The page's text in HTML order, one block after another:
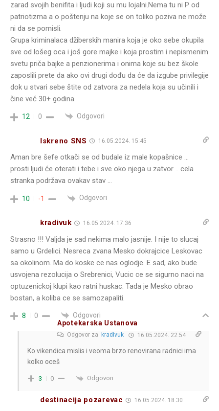
zarad svojih benifita i ljudi koji su mu lojalni.Nema tu ni P od
patriotizma a o poštenju na koje se on toliko poziva ne može
ni da se pomisli.
Grupa kriminalaca džiberskih manira koja je oko sebe okupila
sve od lošeg oca i još gore majke i koja prostim i nepismenim
svetu priča bajke a penzionerima i onima koje su bez škole
zaposlili prete da ako ovi drugi dođu da će da izgube privilegije
dok u stvari sebe štite od zatvora za nedela koja su učinili i
čine već 30+ godina.
12 0 Odgovori
Iskreno SNS 16.05.2024. 15:45
Aman bre šefe otkači se od budale iz male kopašnice …
prosti ljudi će oterati i tebe i sve oko njega u zatvor .. cela
stranka podržava ovakav stav …
10 -1 Odgovori
kradivuk 16.05.2024. 17:36
Strasno !!! Valjda je sad nekima malo jasnije. I nije to slucaj
samo u Grdelici. Nesreca zvana Mesko dokrajcice Leskovac
sa okolinom. Ma do koske ce nas oglodje. E sad, ako bude
usvojena rezolucija o Srebrenici, Vucic ce se sigurno naci na
optuzenickoj klupi kao ratni huskac. Tada je Mesko obrao
bostan, a koliba ce se samozapaliti.
8 0
Odgovori
Apotekarska Ustanova
Odgovor za kradivuk 16.05.2024. 22:54
Ko vikendica mislis i veoma brzo renovirana radnici ima
kolko oceš
3 0 Odgovori
destinacija pozarevac 16.05.2024. 18:30